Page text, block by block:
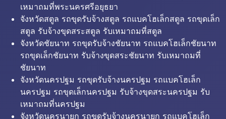
เหมาถมที่พระนครศรีอยุธยา
จังหวัดสตูล รถขุดรับจ้างสตูล รถแบคโฮเล็กสตูล รถขุดเล็ก
สตูล รับจ้างขุดสระสตูล รับเหมาถมที่สตูล
จังหวัดชัยนาท รถขุดรับจ้างชัยนาท รถแบคโฮเล็กชัยนาท
รถขุดเล็กชัยนาท รับจ้างขุดสระชัยนาท รับเหมาถมที่
ชัยนาท
จังหวัดนครปฐม รถขุดรับจ้างนครปฐม รถแบคโฮเล็ก
นครปฐม รถขุดเล็กนครปฐม รับจ้างขุดสระนครปฐม รับ
เหมาถมที่นครปฐม
จังหวัดนครนายก รถขุดรับจ้างนครนายก รถแบคโฮเล็ก